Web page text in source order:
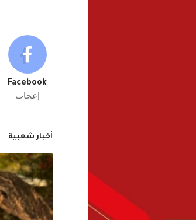
Facebook
إعجاب
أخبار شعبية